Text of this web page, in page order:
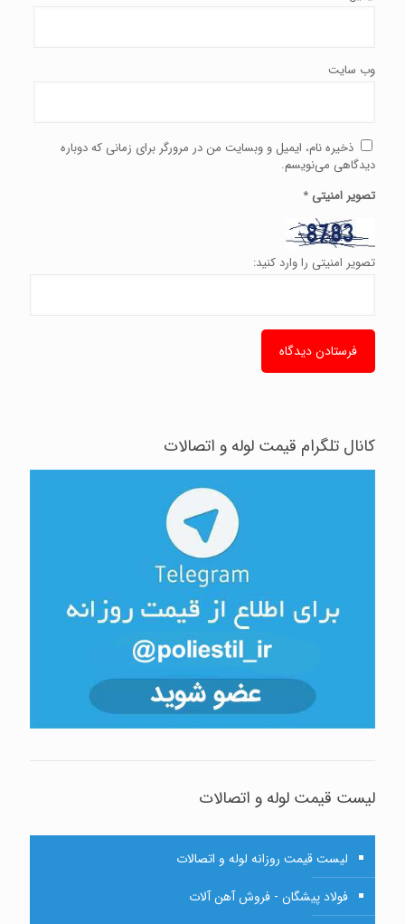
وب‌ سایت
ذخیره نام، ایمیل و وبسایت من در مرورگر برای زمانی که دوباره
دیدگاهی می‌نویسم.
تصویر امنیتی *
تصویر امنیتی را وارد کنید:
کانال تلگرام قیمت لوله و اتصالات
لیست قیمت لوله و اتصالات
لیست قیمت روزانه لوله و اتصالات
فولاد پیشگان - فروش آهن آلات